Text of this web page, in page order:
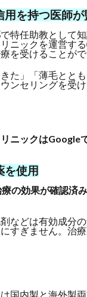
用を持つ医師が
で特任助教として
ニックを運営する
を受けることがで
た」「薄毛とと
ンセリングを受け
ニックはGoogle
を使用
の効果が確認済み
などは有効成分
すぎません。治
国内製と海外製